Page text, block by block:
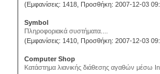
(Εμφανίσεις: 1418, Προσθήκη: 2007-12-03
Symbol
Πληροφοριακά συστήματα....
(Εμφανίσεις: 1410, Προσθήκη: 2007-12-03
Computer Shop
Kατάστημα λιανικής διάθεσης αγαθών μέσω